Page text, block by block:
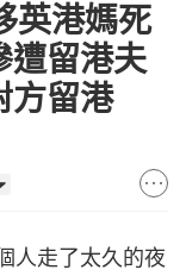
英港媽死
遭留港夫
方留港
人走了太久的夜